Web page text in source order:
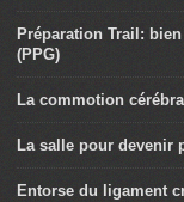
Préparation Trail:
(PPG)
La commotion
La salle pour devenir
Entorse du ligament